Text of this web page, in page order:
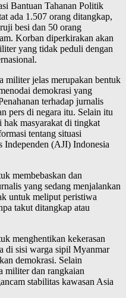
Bantuan Tahanan Politik
ada 1.507 orang ditangkap,
besi dan 50 orang
Korban diperkirakan akan
yang tidak peduli dengan
militer jelas merupakan bentuk
demokrasi yang
terhadap jurnalis
pers di negara itu. Selain itu
hak masyarakat di tingkat
tentang situasi
(AJI) Indonesia
membebaskan dan
yang sedang menjalankan
untuk meliput peristiwa
takut ditangkap atau
menghentikan kekerasan
di sisi warga sipil Myanmar
demokrasi. Selain
militer dan rangkaian
stabilitas kawasan Asia